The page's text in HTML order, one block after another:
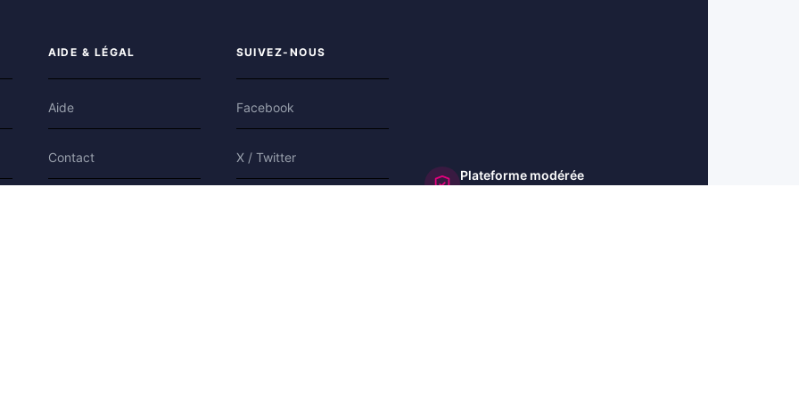
AIDE & LÉGAL
Aide
Contact
SUIVEZ-NOUS
Facebook
X / Twitter
Plateforme modérée